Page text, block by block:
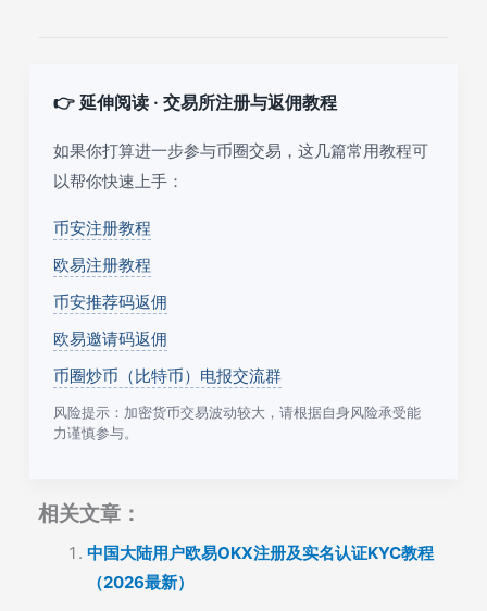
👉 延伸阅读 · 交易所注册与返佣教程
如果你打算进一步参与币圈交易，这几篇常用教程可
以帮你快速上手：
币安注册教程
欧易注册教程
币安推荐码返佣
欧易邀请码返佣
币圈炒币（比特币）电报交流群
风险提示：加密货币交易波动较大，请根据自身风险承受能
力谨慎参与。
相关文章：
中国大陆用户欧易OKX注册及实名认证KYC教程
（2026最新）